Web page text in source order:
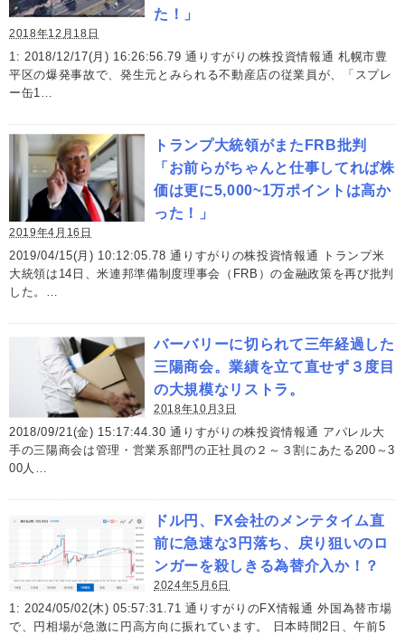
た！」
2018年12月18日
1: 2018/12/17(月) 16:26:56.79 通りすがりの株投資情報通 札幌市豊
平区の爆発事故で、発生元とみられる不動産店の従業員が、「スプレ
ー缶1…
トランプ大統領がまたFRB批判
「お前らがちゃんと仕事してれば株
価は更に5,000~1万ポイントは高か
った！」
2019年4月16日
2019/04/15(月) 10:12:05.78 通りすがりの株投資情報通 トランプ米
大統領は14日、米連邦準備制度理事会（FRB）の金融政策を再び批判
した。…
バーバリーに切られて三年経過した
三陽商会。業績を立て直せず３度目
の大規模なリストラ。
2018年10月3日
2018/09/21(金) 15:17:44.30 通りすがりの株投資情報通 アパレル大
手の三陽商会は管理・営業系部門の正社員の２～３割にあたる200～3
00人…
ドル円、FX会社のメンテタイム直
前に急速な3円落ち、戻り狙いのロ
ンガーを殺しきる為替介入か！？
2024年5月6日
1: 2024/05/02(木) 05:57:31.71 通りすがりのFX情報通 外国為替市場
で、円相場が急激に円高方向に振れています。 日本時間2日、午前5